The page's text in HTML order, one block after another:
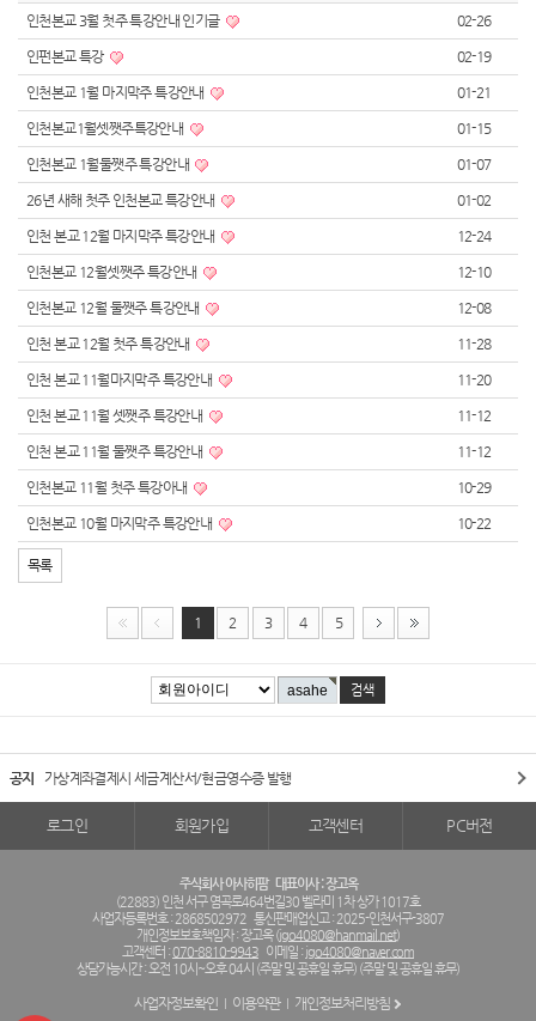
인천본교 3월 첫주 특강안내 인기글 02-26
인펀본교 특강 02-19
인천본교 1월 마지막주 특강안내 01-21
인천본교1월셋쨋주특강안내 01-15
인천본교 1월둘쨋주 특강안내 01-07
26년 새해 첫주 인천본교 특강안내 01-02
인천 본교 12월 마지막주 특강안내 12-24
인천본교 12월셋쨋주 특강안내 12-10
인천본교 12월 둘쨋주 특강안내 12-08
인천 본교 12월 첫주 특강안내 11-28
인천 본교 11월마지막주 특강안내 11-20
인천 본교 11월 셋쨋주 특강안내 11-12
인천 본교 11월 둘쨋주 특강안내 11-12
인천본교 11월 첫주 특강아내 10-29
인천본교 10월 마지막주 특강안내 10-22
목록
1 2 3 4 5
공지 가상계좌결제시 세금계산서/현금영수증 발행
로그인 회원가입 고객센터 PC버전
주식회사 아사히팜 대표이사 : 장고옥
(22883) 인천 서구 염곡로464번길30 벨라미 1차 상가 1017호
사업자등록번호 : 2868502972 통신판매업신고 : 2025-인천서구-3807
개인정보보호책임자 : 장고옥 (jgo4080@hanmail.net)
고객센터 :070-8810-9943 이메일 : jgo4080@naver.com
상담가능시간 : 오전 10시~오후 04시 (주말 및 공휴일 휴무) (주말 및 공휴일 휴무)
사업자정보확인 이용약관 개인정보처리방침